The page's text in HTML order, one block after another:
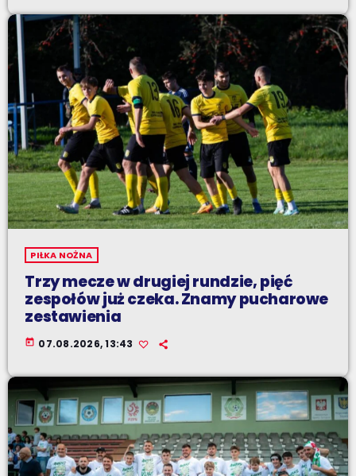
PIŁKA NOŻNA
Trzy mecze w drugiej rundzie, pięć
zespołów już czeka. Znamy pucharowe
zestawienia
today 07.08.2026, 13:43